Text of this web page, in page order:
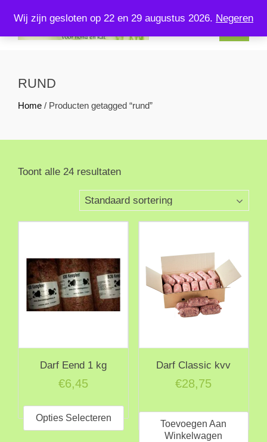
Wij zijn gesloten op 22 en 29 augustus 2026. Negeren
contentKOMPLEETVERSVOERENZO.NL
U kunt bij ons terecht voor kompleet vers voer voor uw hond en
RUND
Home / Producten getagged “rund”
Toont alle 24 resultaten
Darf Eend 1 kg
€6,45
Opties Selecteren
product
heeft
Darf Classic kvv
€28,75
Toevoegen Aan
Winkelwagen